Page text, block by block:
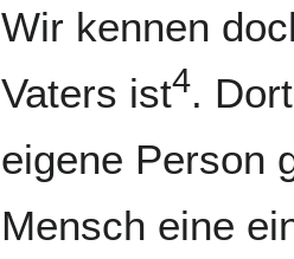
Wir kennen
Vaters ist4.
eigene Person
Mensch eine